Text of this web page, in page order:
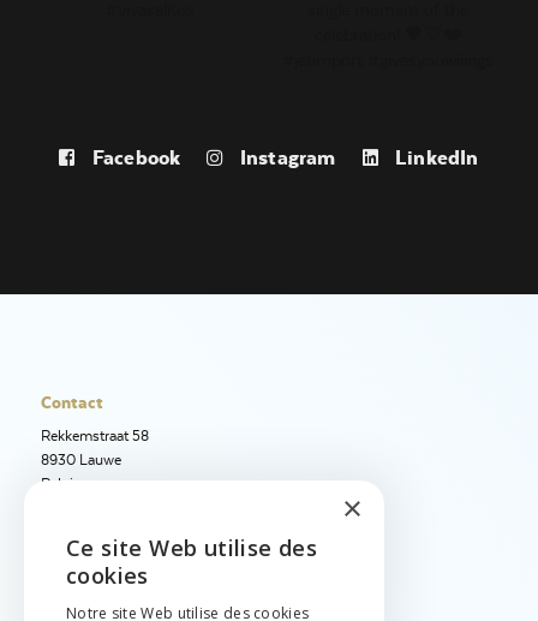
Facebook Instagram LinkedIn
Contact
Rekkemstraat 58
8930 Lauwe
Belgique
+32 56 50 12 95
info@jetimport.be
ENGLISH
×
Ce site Web utilise des
cookies
Notre site Web utilise des cookies